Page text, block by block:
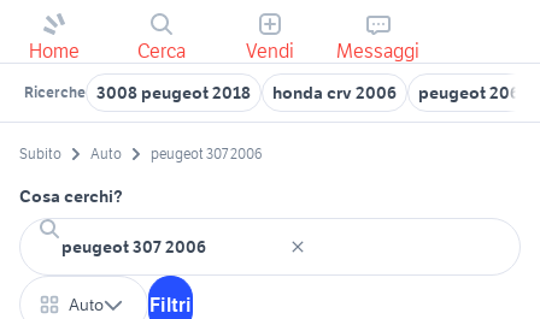
Home Cerca Vendi Messaggi
Ricerche 3008 peugeot 2018 honda crv 2006 peugeot 206
Subito Auto peugeot 307 2006
Cosa cerchi?
Auto Filtri